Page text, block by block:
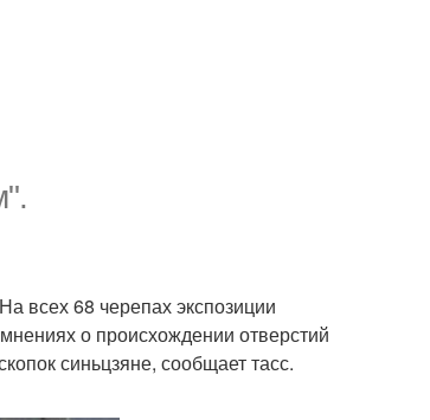
всех 68 черепах экспозиции
о происхождении отверстий
синьцзяне, сообщает тасс.